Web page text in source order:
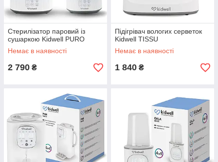
Стерилізатор паровий із
сушаркою Kidwell PURO
Немає в наявності
2 790 ₴
Підігрівач вологих серветок
Kidwell TISSU
Немає в наявності
1 840 ₴